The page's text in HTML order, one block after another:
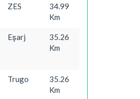
ZES
34.99
Km
Eşarj
35.26
Km
Trugo
35.26
Km